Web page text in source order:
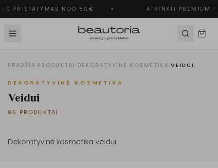
PRISTATYMAS NUO 50€ ✦ ATRINKTI PREMIUM
PRADŽIA·PRODUKTAI ·DEKORATYVINĖ KOSMETIKA·VEIDUI
DEKORATYVINĖ KOSMETIKA
Veidui
96 PRODUKTAI
Dekoratyvinė kosmetika veidui